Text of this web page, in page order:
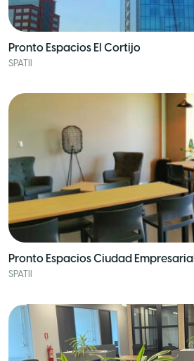
Pronto Espacios El Cortijo
SPATII
Pronto Espacios Ciudad Empresarial
SPATII